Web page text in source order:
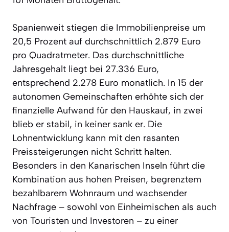
Spanienweit stiegen die Immobilienpreise um
20,5 Prozent auf durchschnittlich 2.879 Euro
pro Quadratmeter. Das durchschnittliche
Jahresgehalt liegt bei 27.336 Euro,
entsprechend 2.278 Euro monatlich. In 15 der
autonomen Gemeinschaften erhöhte sich der
finanzielle Aufwand für den Hauskauf, in zwei
blieb er stabil, in keiner sank er. Die
Lohnentwicklung kann mit den rasanten
Preissteigerungen nicht Schritt halten.
Besonders in den Kanarischen Inseln führt die
Kombination aus hohen Preisen, begrenztem
bezahlbarem Wohnraum und wachsender
Nachfrage – sowohl von Einheimischen als auch
von Touristen und Investoren – zu einer